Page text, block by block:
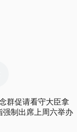
群促请看守大臣拿
强制出席上周六举办